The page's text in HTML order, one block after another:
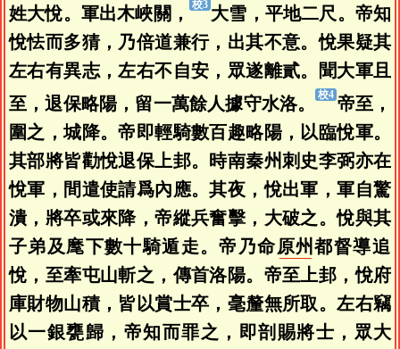
姓大悅。軍出木峽關，
大雪，平地二尺。帝知
悅怯而多猜，乃倍道兼行，出其不意。悅果疑其
左右有異志，左右不自安，眾遂離貳。聞大軍且
至，退保略陽，留一萬餘人據守水洛。
帝至，
圍之，城降。帝即輕騎數百趣略陽，以臨悅軍。
其部將皆勸悅退保上邽。時南秦州刺史李弼亦在
悅軍，間遣使請爲內應。其夜，悅出軍，軍自驚
潰，將卒或來降，帝縱兵奮擊，大破之。悅與其
子弟及麾下數十騎遁走。帝乃命原州都督導追
悅，至牽屯山斬之，傳首洛陽。帝至上邽，悅府
庫財物山積，皆以賞士卒，毫釐無所取。左右竊
以一銀甕歸，帝知而罪之，即剖賜將士，眾大